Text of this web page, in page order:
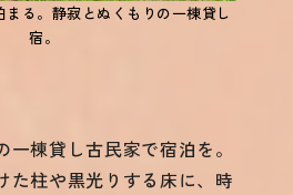
る。静寂とぬくもりの一棟貸し
宿。
棟貸し古民家で宿泊を。
た柱や黒光りする床に、時